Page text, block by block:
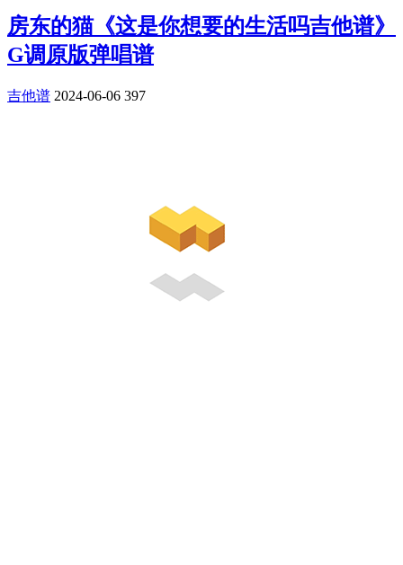
房东的猫《这是你想要的生活吗吉他谱》
G调原版弹唱谱
吉他谱 2024-06-06 397